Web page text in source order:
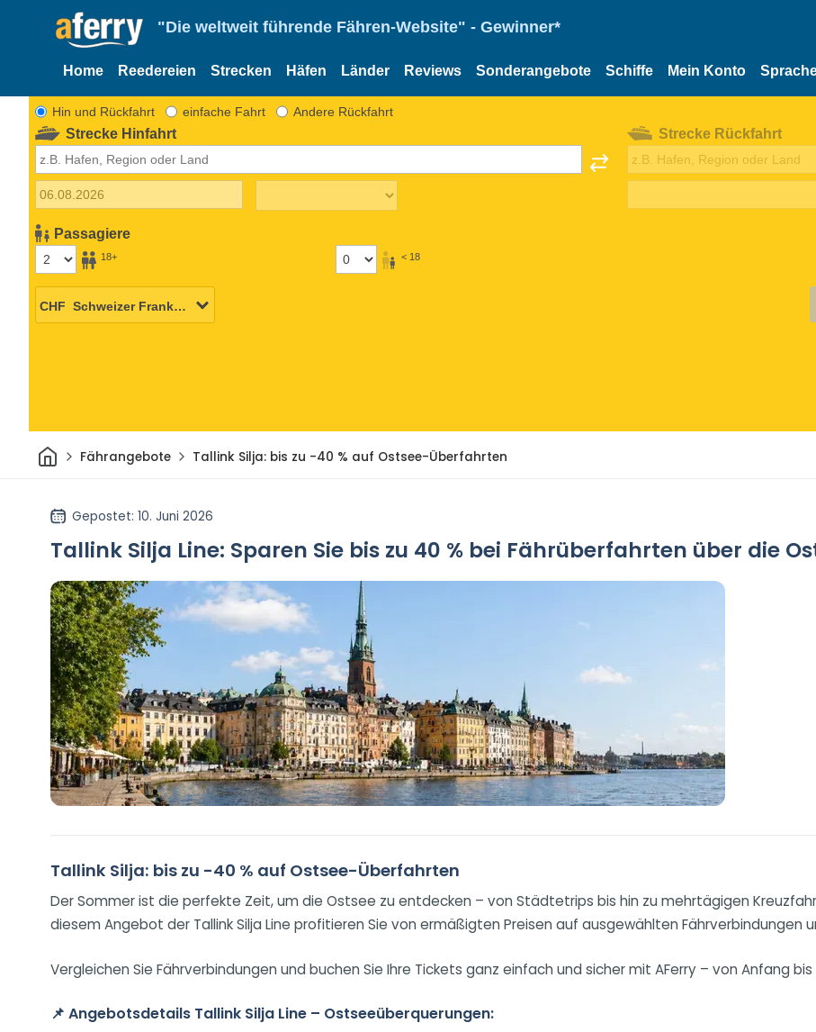
"Die weltweit führende Fähren-Website" - Gewinner*
Home Reedereien Strecken Häfen Länder Reviews Sonderangebote Schiffe Mein Konto
Hin und Rückfahrt einfache Fahrt Andere Rückfahrt
Strecke Hinfahrt
Passagiere
18+ < 18
Strecke Rückfahrt
HeimFährangebote Tallink Silja: bis zu -40 % auf Ostsee-Überfahrten
Gepostet: 10. Juni 2026
Tallink Silja Line: Sparen Sie bis zu 40 % bei Fährüberfahrten über die
Tallink Silja: bis zu -40 % auf Ostsee-Überfahrten
Der Sommer ist die perfekte Zeit, um die Ostsee zu entdecken – von Städtetrips bis hin zu mehrtägigen
diesem Angebot der Tallink Silja Line profitieren Sie von ermäßigten Preisen auf ausgewählten Fährverbindungen
Vergleichen Sie Fährverbindungen und buchen Sie Ihre Tickets ganz einfach und sicher mit AFerry – von Anfang bis
📌 Angebotsdetails Tallink Silja Line – Ostseeüberquerungen: